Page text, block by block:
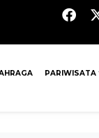
PARIWISATA